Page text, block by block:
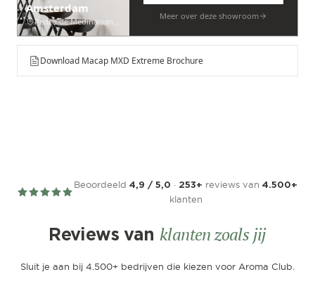
Amsterdam
Pedro de Medinalaan 53
Meer over deze showroom
Download Macap MXD Extreme Brochure
Beoordeeld 4,9 / 5,0 · 253+ reviews van 4.500+
klanten
Reviews van klanten zoals jij
Sluit je aan bij 4.500+ bedrijven die kiezen voor Aroma Club.